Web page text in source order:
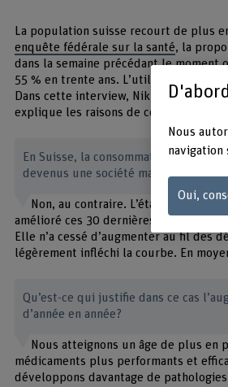
La population suisse recourt de plus
enquête fédérale sur la santé, la
dans la semaine précédant le
55 % en trente ans. L’utilisation
Dans cette interview, Niklaus Meier,
explique les raisons de cette
En Suisse, la consommation de
devenus une société malade?
Non, au contraire. L’état de santé
amélioré ces 30 dernières années.
Elle n’a cessé d’augmenter au fil des
légèrement infléchi la courbe. En
Qu’est-ce qui justifie dans ce cas
d’année en année?
Nous atteignons un âge de plus en
médicaments plus performants et
développons davantage de
Nous
Oui,